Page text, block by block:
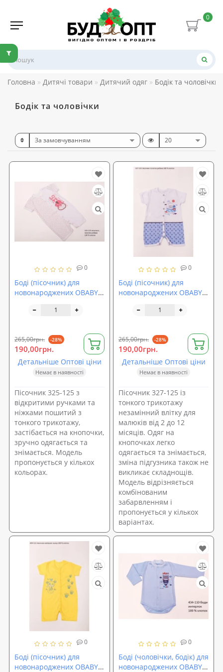
0
Головна Дитячі товари Дитячий одяг Бодік та чоловічки
Бодік та чоловічки
0
Боді (пісочник) для
новонароджених OBABY
265,00грн. -28%
190,00грн.
Детальніше Оптові ціни
Немає в наявності
Пісочник 325-125 з
відкритими ручками та
ніжками пошитий з
тонкого трикотажу,
застібається на кнопочки,
зручно одягається та
знімається. Модель
пропонується у кількох
кольорах.
0
Боді (пісочник) для
новонароджених OBABY
265,00грн. -28%
190,00грн.
Детальніше Оптові ціни
Немає в наявності
Пісочник 327-125 із
тонкого трикотажу
незамінний влітку для
малюків від 2 до 12
місяців. Одяг на
кнопочках легко
одягається та знімається,
зміна підгузника також не
викликає складнощів.
Модель відрізняється
комбінованим
забарвленням і
пропонується у кількох
варіантах.
0
Боді (пісочник) для
новонароджених OBABY
0
Боді (чоловічки, бодік) для
новонароджених OBABY